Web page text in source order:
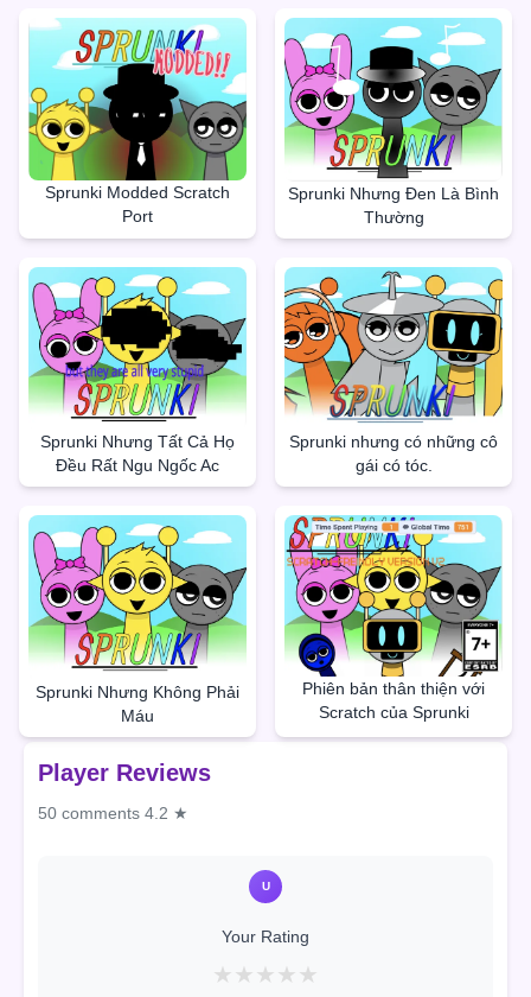
Sprunki Modded Scratch
Port
Sprunki Nhưng Đen Là Bình
Thường
Sprunki Nhưng Tất Cả Họ
Đều Rất Ngu Ngốc Ac
Sprunki nhưng có những cô
gái có tóc.
Sprunki Nhưng Không Phải
Máu
Phiên bản thân thiện với
Scratch của Sprunki
Player Reviews
50 comments 4.2 ★
U
Your Rating
★ ★ ★ ★ ★